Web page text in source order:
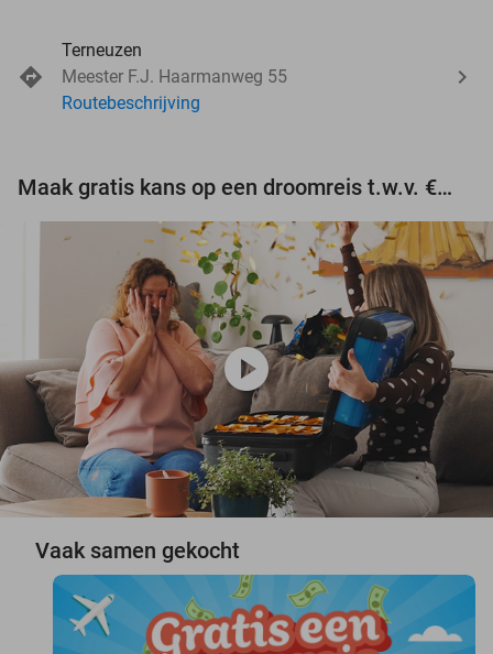
Terneuzen
Meester F.J. Haarmanweg 55
Routebeschrijving
Maak gratis kans op een droomreis t.w.v. €3.000!
play_circle
Vaak samen gekocht